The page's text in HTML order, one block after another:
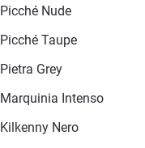
Picché Nude
Picché Taupe
Pietra Grey
Marquinia Intenso
Kilkenny Nero